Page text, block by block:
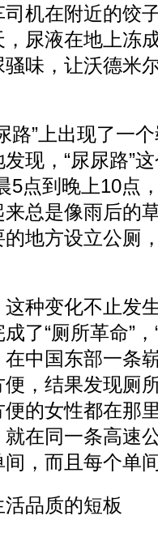
机在附近的饺
尿液在地上冻
味，让沃德米
路”上出现了一
现，“尿尿路”
5点到晚上10点
总是像雨后的
地方设立公厕
种变化不止发
了“厕所革命”
中国东部一条
，结果发现厕
的女性都在那
在同一条高速
，而且每个单
品质的短板